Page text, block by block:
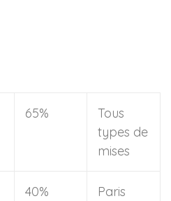
65%
Tous
types de
mises
40%
Paris